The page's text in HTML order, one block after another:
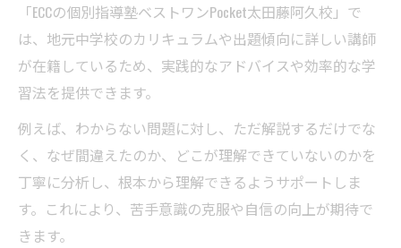
「ECCの個別指導塾ベストワンPocket太田藤阿久校」で
は、地元中学校のカリキュラムや出題傾向に詳しい講師
が在籍しているため、実践的なアドバイスや効率的な学
習法を提供できます。
例えば、わからない問題に対し、ただ解説するだけでな
く、なぜ間違えたのか、どこが理解できていないのかを
丁寧に分析し、根本から理解できるようサポートしま
す。これにより、苦手意識の克服や自信の向上が期待で
きます。